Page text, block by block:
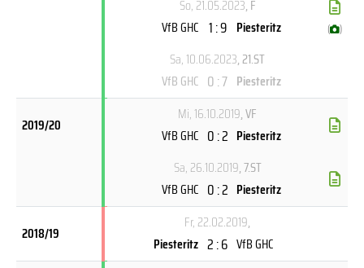
So, 21.05.2023, F
VfB GHC 1 : 9 Piesteritz ( )
Sa, 10.06.2023, 21.ST
VfB GHC 0 : 7 Piesteritz
2019/20
Mi, 16.10.2019, VF
VfB GHC 0 : 2 Piesteritz
Sa, 26.10.2019, 7.ST
VfB GHC 0 : 2 Piesteritz
2018/19
Fr, 22.02.2019,
Piesteritz 2 : 6 VfB GHC